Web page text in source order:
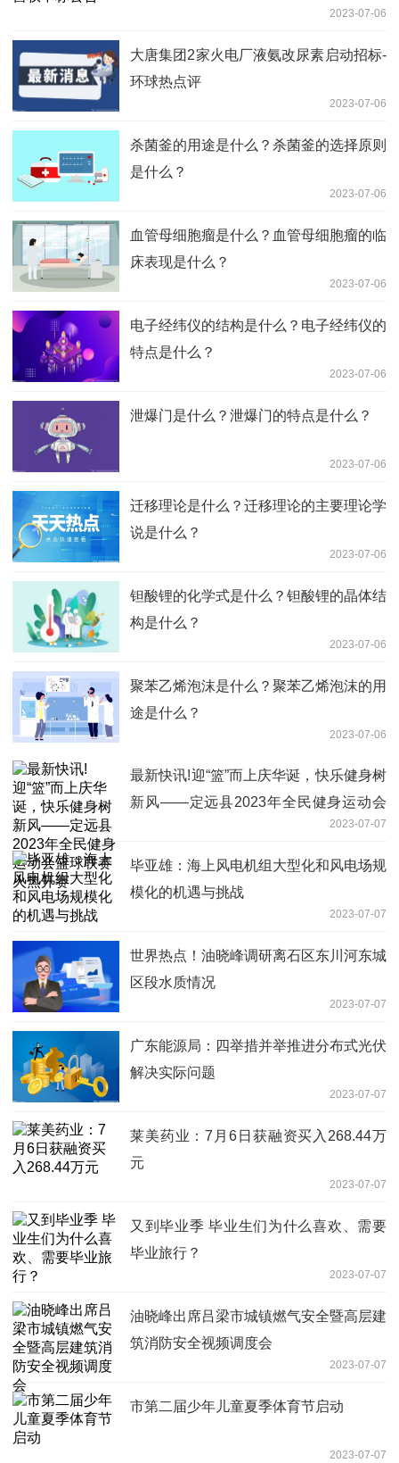
2023-07-06
大唐集团2家火电厂液氨改尿素启动招标-
环球热点评
2023-07-06
杀菌釜的用途是什么？杀菌釜的选择原则
是什么？
2023-07-06
血管母细胞瘤是什么？血管母细胞瘤的临
床表现是什么？
2023-07-06
电子经纬仪的结构是什么？电子经纬仪的
特点是什么？
2023-07-06
泄爆门是什么？泄爆门的特点是什么？
2023-07-06
迁移理论是什么？迁移理论的主要理论学
说是什么？
2023-07-06
钽酸锂的化学式是什么？钽酸锂的晶体结
构是什么？
2023-07-06
聚苯乙烯泡沫是什么？聚苯乙烯泡沫的用
途是什么？
2023-07-06
最新快讯!迎“篮”而上庆华诞，快乐健身树
新风——定远县2023年全民健身运动会
2023-07-07
毕亚雄：海上风电机组大型化和风电场规
模化的机遇与挑战
2023-07-07
世界热点！油晓峰调研离石区东川河东城
区段水质情况
2023-07-07
广东能源局：四举措并举推进分布式光伏
解决实际问题
2023-07-07
莱美药业：7月6日获融资买入268.44万
元
2023-07-07
又到毕业季 毕业生们为什么喜欢、需要
毕业旅行？
2023-07-07
油晓峰出席吕梁市城镇燃气安全暨高层建
筑消防安全视频调度会
2023-07-07
市第二届少年儿童夏季体育节启动
2023-07-07